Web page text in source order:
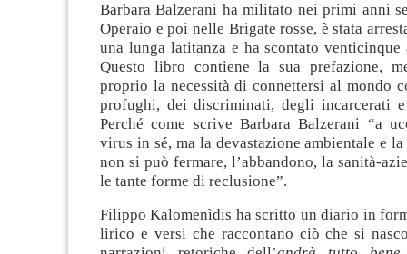
Barbara Balzerani ha militato nei primi anni
Operaio e poi nelle Brigate rosse, è stata
una lunga latitanza e ha scontato venticinque
Questo libro contiene la sua prefazione,
proprio la necessità di connettersi al mondo
profughi, dei discriminati, degli incarcerati
Perché come scrive Barbara Balzerani “a
virus in sé, ma la devastazione ambientale e
non si può fermare, l’abbandono, la sanità-
le tante forme di reclusione”.
Filippo Kalomenìdis ha scritto un diario in
lirico e versi che raccontano ciò che si